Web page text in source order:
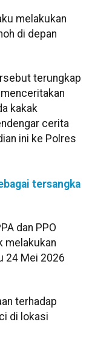
melakukan
di depan
terungkap
kakak
cerita
ini ke Polres
tersangka
dan PPO
melakukan
24 Mei 2026
terhadap
di lokasi